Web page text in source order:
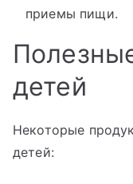
приемы пищи.
детей
Некоторые
детей: